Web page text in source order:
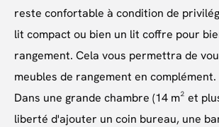
reste confortable à condition de
lit compact ou bien un lit coffre pour
rangement. Cela vous permettra de
meubles de rangement en complément.
Dans une grande chambre (14 m² et
liberté d'ajouter un coin bureau, une